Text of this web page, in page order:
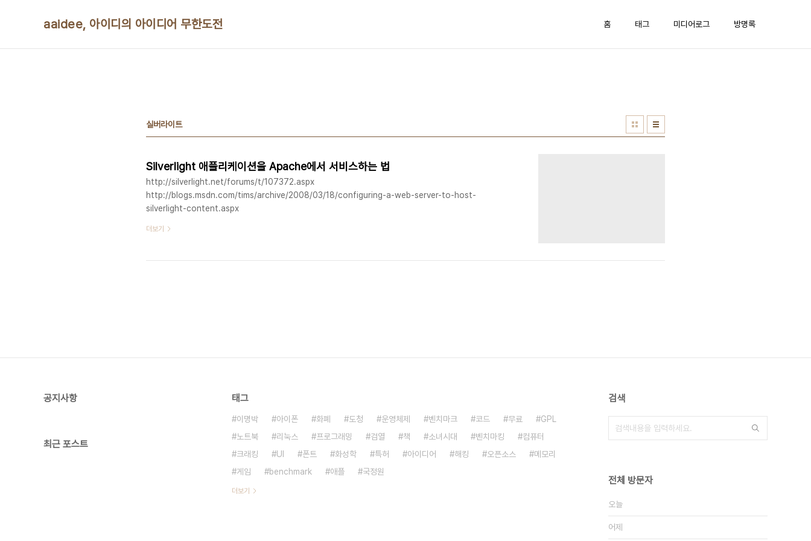
aaidee, 아이디의 아이디어 무한도전 홈 태그 미디어로그 방명록
실버라이트
Silverlight 애플리케이션을 Apache에서 서비스하는 법
http://silverlight.net/forums/t/107372.aspx
http://blogs.msdn.com/tims/archive/2008/03/18/configuring-a-web-server-to-host-
silverlight-content.aspx
더보기
공지사항
최근 포스트
태그
이명박 아이폰 화폐 도청 운영체제 벤치마크 코드 무료
GPL
노트북
리눅스 프로그래밍 검열 책 소녀시대 벤치마킹
컴퓨터
크래킹
UI 폰트 화성학 특허 아이디어 해킹 오픈소스
메모리
게임
benchmark 애플 국정원
더보기
검색
전체 방문자
오늘
어제